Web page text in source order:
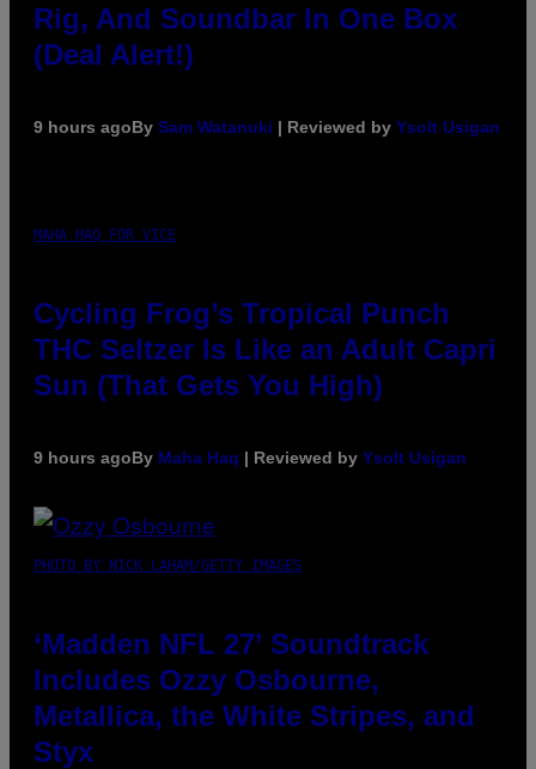
Rig, And Soundbar In One Box
(Deal Alert!)
9 hours agoBy Sam Watanuki | Reviewed by Ysolt Usigan
MAHA HAQ FOR VICE
Cycling Frog’s Tropical Punch
THC Seltzer Is Like an Adult Capri
Sun (That Gets You High)
9 hours agoBy Maha Haq | Reviewed by Ysolt Usigan
PHOTO BY NICK LAHAM/GETTY IMAGES
‘Madden NFL 27’ Soundtrack
Includes Ozzy Osbourne,
Metallica, the White Stripes, and
Styx